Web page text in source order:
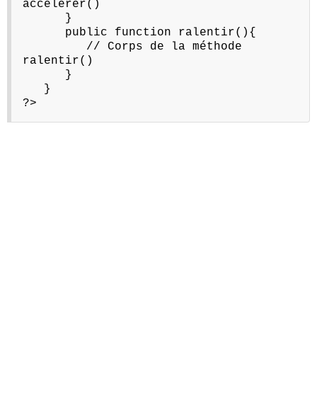
accelerer()
}
public function ralentir(){
// Corps de la méthode
ralentir()
}
}
?>